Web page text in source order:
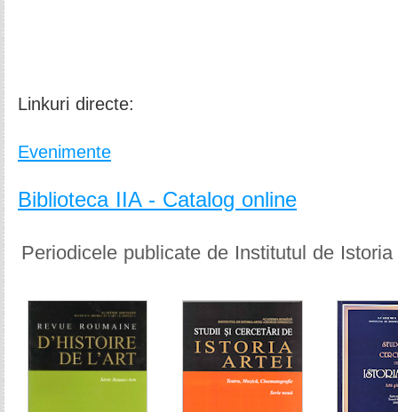
Linkuri directe:
Evenimente
Biblioteca IIA - Catalog online
Periodicele publicate de Institutul de Istoria